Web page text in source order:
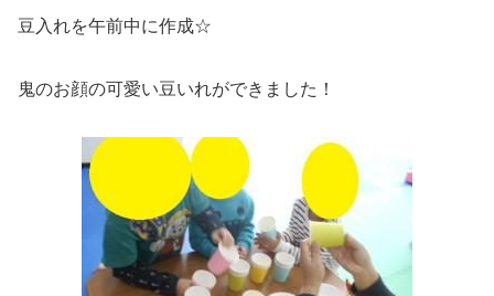
豆入れを午前中に作成☆
鬼のお顔の可愛い豆いれができました！